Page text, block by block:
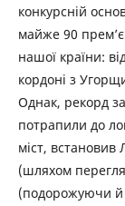
конкурсній
майже 90
нашої країни:
кордоні з
Однак, рекорд за
потрапили до
міст, встановив
(шляхом
(подорожуючи й